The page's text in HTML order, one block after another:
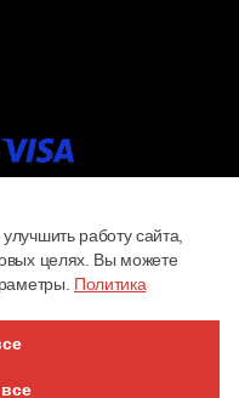
работу сайта,
целях. Вы можете
Политика